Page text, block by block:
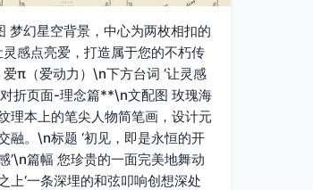
梦幻星空背景，中心为两枚相扣的
灵感点亮爱，打造属于您的不朽传
爱π（爱动力）\n下方台词 ‘让灵感
折页面-理念篇**\n文配图 玫瑰海
理本上的笔尖人物简笔画，设计元
融。\n标题 ‘初见，即是永恒的开
篇幅 您珍贵的一面完美地舞动
上‘一条深埋的和弦叩响创想深处